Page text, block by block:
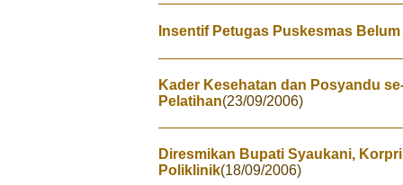
Insentif Petugas Puskesmas
Kader Kesehatan dan Posyandu
Pelatihan(23/09/2006)
Diresmikan Bupati Syaukani,
Poliklinik(18/09/2006)